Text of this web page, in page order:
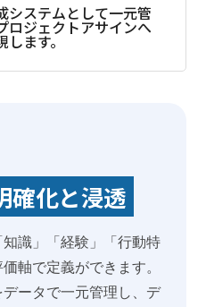
システムとして一元管
ロジェクトアサインへ
ます。
確化と浸透
識」「経験」「行動特
軸で定義ができます。
ータで一元管理し、デ